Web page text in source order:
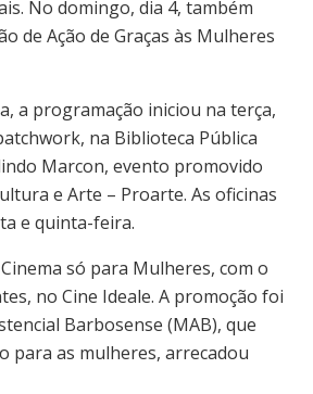
No domingo, dia 4, também
de Ação de Graças às Mulheres
a programação iniciou na terça,
na Biblioteca Pública
Marcon, evento promovido
e Arte – Proarte. As oficinas
e quinta-feira.
só para Mulheres, com o
no Cine Ideale. A promoção foi
Barbosense (MAB), que
para as mulheres, arrecadou